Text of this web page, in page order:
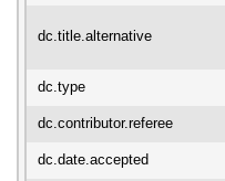
dc.title.alternative
dc.type
dc.contributor.referee
dc.date.accepted